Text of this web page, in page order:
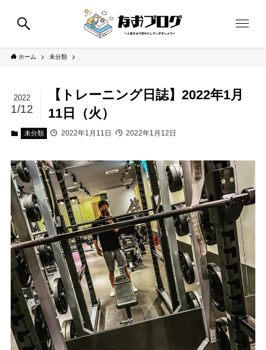
ホーム 未分類
【トレーニング日誌】2022年1月
11日（火）
2022
1/12
未分類 2022年1月11日 2022年1月12日